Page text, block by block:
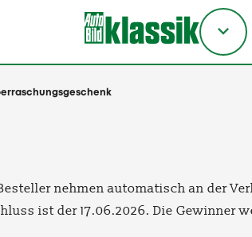
Titel
nehmen automatisch an der
ist der 17.06.2026. Die